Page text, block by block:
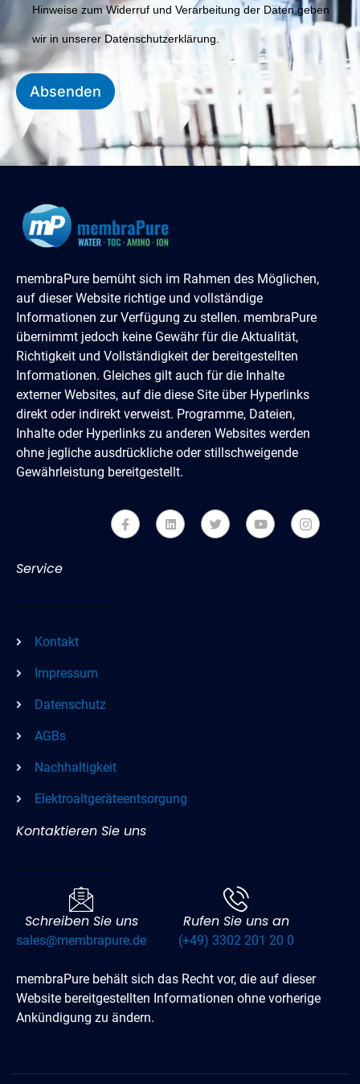
Hinweise zum Widerruf und Verarbeitung der Daten geben
wir in unserer Datenschutzerklärung.
Absenden
membraPure bemüht sich im Rahmen des Möglichen,
auf dieser Website richtige und vollständige
Informationen zur Verfügung zu stellen. membraPure
übernimmt jedoch keine Gewähr für die Aktualität,
Richtigkeit und Vollständigkeit der bereitgestellten
Informationen. Gleiches gilt auch für die Inhalte
externer Websites, auf die diese Site über Hyperlinks
direkt oder indirekt verweist. Programme, Dateien,
Inhalte oder Hyperlinks zu anderen Websites werden
ohne jegliche ausdrückliche oder stillschweigende
Gewährleistung bereitgestellt.
Service
Kontakt
Impressum
Datenschutz
AGBs
Nachhaltigkeit
Elektroaltgeräteentsorgung
Kontaktieren Sie uns
Schreiben Sie uns
sales@membrapure.de
Rufen Sie uns an
(+49) 3302 201 20 0
membraPure behält sich das Recht vor, die auf dieser
Website bereitgestellten Informationen ohne vorherige
Ankündigung zu ändern.